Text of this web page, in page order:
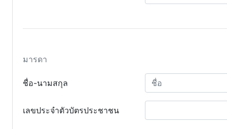
มารดา
ชื่อ-นามสกุล
เลขประจำตัวบัตรประชาชน